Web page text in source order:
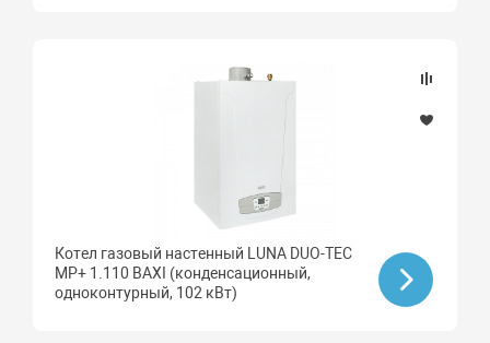
Котел газовый настенный LUNA DUO-TEC
MP+ 1.110 BAXI (конденсационный,
одноконтурный, 102 кВт)